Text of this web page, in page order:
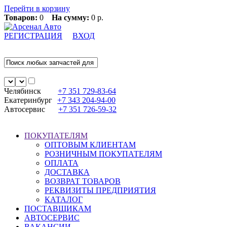
Перейти в корзину
Товаров: 0 На сумму: 0 р.
РЕГИСТРАЦИЯ ВХОД
Челябинск +7 351 729-83-64
Екатеринбург +7 343 204-94-00
Автосервис
+7 351 726-59-32
ПОКУПАТЕЛЯМ
ОПТОВЫМ КЛИЕНТАМ
РОЗНИЧНЫМ ПОКУПАТЕЛЯМ
ОПЛАТА
ДОСТАВКА
ВОЗВРАТ ТОВАРОВ
РЕКВИЗИТЫ ПРЕДПРИЯТИЯ
КАТАЛОГ
ПОСТАВЩИКАМ
АВТОСЕРВИС